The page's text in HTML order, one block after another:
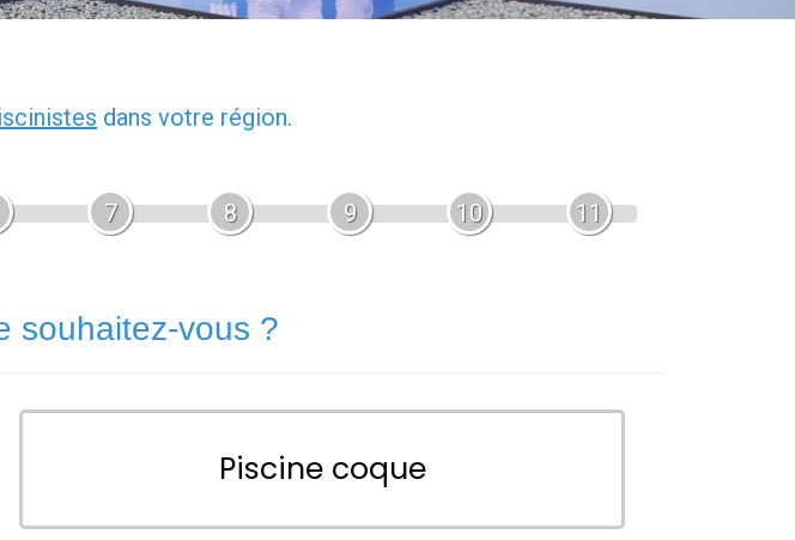
dans votre région.
7 8 9 10 11
souhaitez-vous ?
Piscine coque